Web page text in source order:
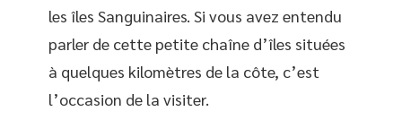
les îles Sanguinaires. Si vous avez entendu
parler de cette petite chaîne d’îles situées
à quelques kilomètres de la côte, c’est
l’occasion de la visiter.